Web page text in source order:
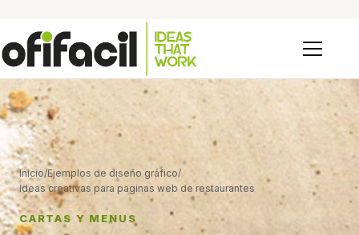
Inicio/Ejemplos de diseño gráfico/
Ideas creativas para paginas web de restaurantes
CARTAS Y MENUS